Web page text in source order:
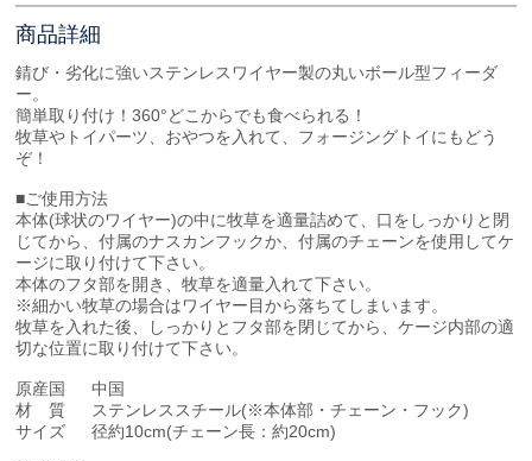
商品詳細
錆び・劣化に強いステンレスワイヤー製の丸いボール型フィーダ
ー。
簡単取り付け！360°どこからでも食べられる！
牧草やトイパーツ、おやつを入れて、フォージングトイにもどう
ぞ！
■ご使用方法
本体(球状のワイヤー)の中に牧草を適量詰めて、口をしっかりと閉
じてから、付属のナスカンフックか、付属のチェーンを使用してケ
ージに取り付けて下さい。
本体のフタ部を開き、牧草を適量入れて下さい。
※細かい牧草の場合はワイヤー目から落ちてしまいます。
牧草を入れた後、しっかりとフタ部を閉じてから、ケージ内部の適
切な位置に取り付けて下さい。
原産国
中国
材 質
ステンレススチール(※本体部・チェーン・フック)
サイズ
径約10cm(チェーン長：約20cm)